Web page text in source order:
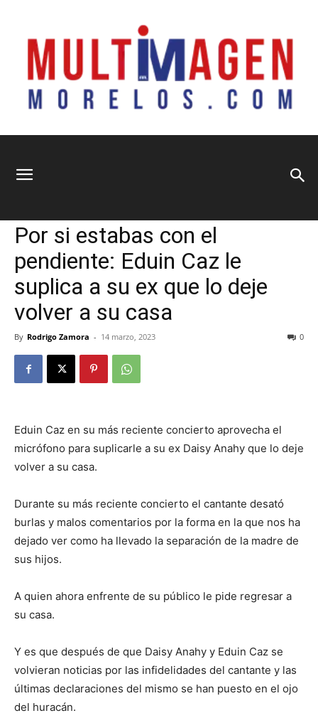
Morelos
Por si estabas con el
pendiente: Eduin Caz le
suplica a su ex que lo deje
volver a su casa
By Rodrigo Zamora - 14 marzo, 2023 0
Eduin Caz en su más reciente concierto aprovecha el
micrófono para suplicarle a su ex Daisy Anahy que lo deje
volver a su casa.
Durante su más reciente concierto el cantante desató
burlas y malos comentarios por la forma en la que nos ha
dejado ver como ha llevado la separación de la madre de
sus hijos.
A quien ahora enfrente de su público le pide regresar a
su casa.
Y es que después de que Daisy Anahy y Eduin Caz se
volvieran noticias por las infidelidades del cantante y las
últimas declaraciones del mismo se han puesto en el ojo
del huracán.